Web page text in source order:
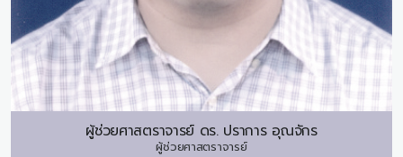
ผู้ช่วยศาสตราจารย์ ดร. ปราการ อุณจักร
ผู้ช่วยศาสตราจารย์